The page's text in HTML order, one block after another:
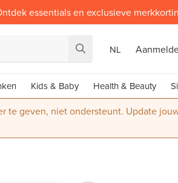
essentials en exclusieve
NL
Kids & Baby Health & Beauty
geven, niet ondersteunt. Update